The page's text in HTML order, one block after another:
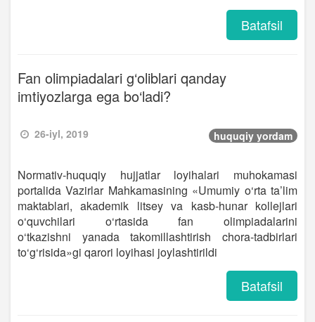
Batafsil
Fan olimpiadalari g‘oliblari qanday
imtiyozlarga ega bo‘ladi?
26-iyl, 2019 huquqiy yordam
Normativ-huquqiy hujjatlar loyihalari muhokamasi
portalida Vazirlar Mahkamasining «Umumiy o‘rta ta’lim
maktablari, akademik litsey va kasb-hunar kollejlari
o‘quvchilari o‘rtasida fan olimpiadalarini
o‘tkazishni yanada takomillashtirish chora-tadbirlari
to‘g‘risida»gi qarori loyihasi joylashtirildi
Batafsil